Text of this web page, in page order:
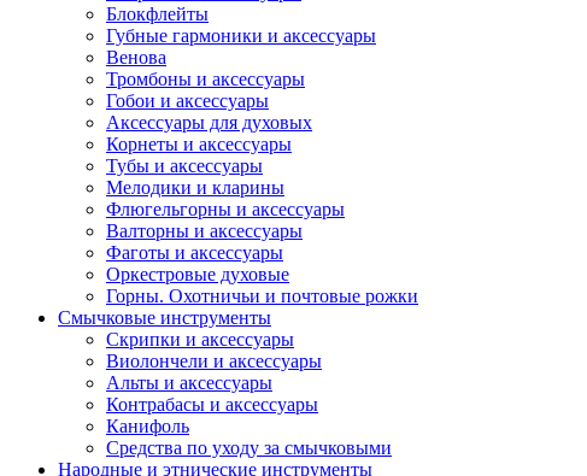
Блокфлейты
Губные гармоники и аксессуары
Венова
Тромбоны и аксессуары
Гобои и аксессуары
Аксессуары для духовых
Корнеты и аксессуары
Тубы и аксессуары
Мелодики и кларины
Флюгельгорны и аксессуары
Валторны и аксессуары
Фаготы и аксессуары
Оркестровые духовые
Горны. Охотничьи и почтовые рожки
Смычковые инструменты
Скрипки и аксессуары
Виолончели и аксессуары
Альты и аксессуары
Контрабасы и аксессуары
Канифоль
Средства по уходу за смычковыми
Народные и этнические инструменты